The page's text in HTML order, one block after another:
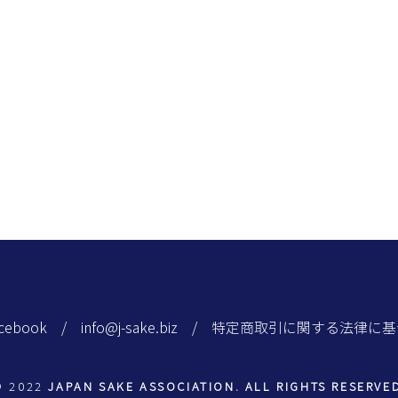
/ info@j-sake.biz/ 特定商取引に関する法律に
2022JAPAN SAKE ASSOCIATION. ALL RIGHTS